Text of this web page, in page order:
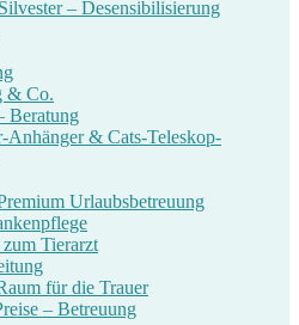
– Desensibilisierung
& Co.
Beratung
Anhänger & Cats-Teleskop-
Urlaubsbetreuung
Tierarzt
für die Trauer
– Betreuung